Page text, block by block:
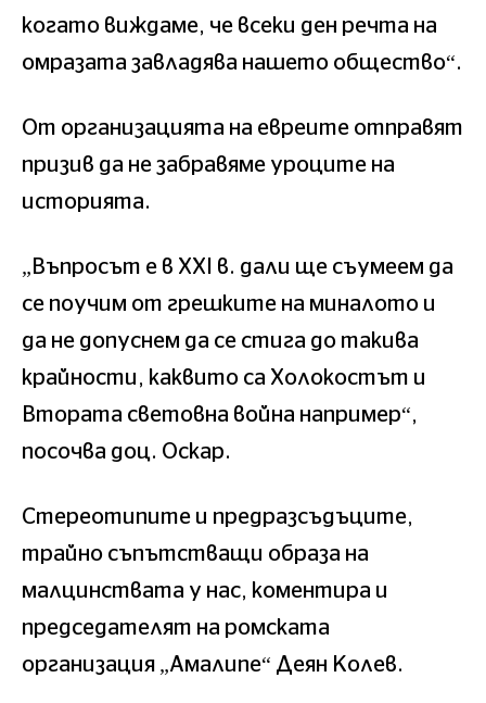
когато виждаме, че всеки ден речта на
омразата завладява нашето общество“.
От организацията на евреите отправят
призив да не забравяме уроците на
историята.
„Въпросът е в XXI в. дали ще съумеем да
се поучим от грешките на миналото и
да не допуснем да се стига до такива
крайности, каквито са Холокостът и
Втората световна война например“,
посочва доц. Оскар.
Стереотипите и предразсъдъците,
трайно съпътстващи образа на
малцинствата у нас, коментира и
председателят на ромската
организация „Амалипе“ Деян Колев.